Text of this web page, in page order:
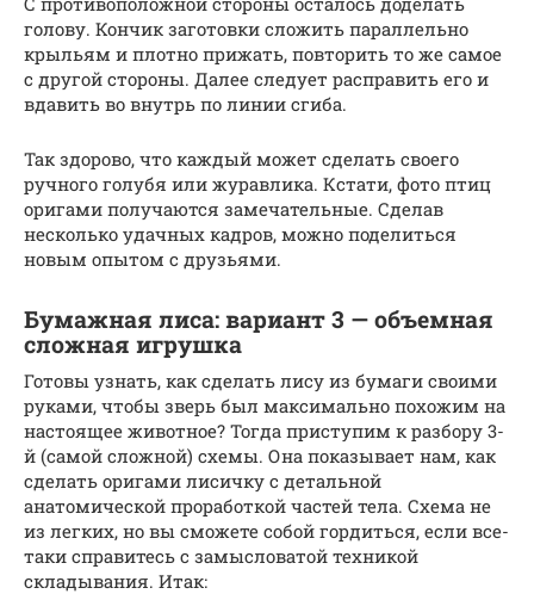
голову. Кончик заготовки сложить параллельно
крыльям и плотно прижать, повторить то же самое
с другой стороны. Далее следует расправить его и
вдавить во внутрь по линии сгиба.
Так здорово, что каждый может сделать своего
ручного голубя или журавлика. Кстати, фото птиц
оригами получаются замечательные. Сделав
несколько удачных кадров, можно поделиться
новым опытом с друзьями.
Бумажная лиса: вариант 3 — объемная
сложная игрушка
Готовы узнать, как сделать лису из бумаги своими
руками, чтобы зверь был максимально похожим на
настоящее животное? Тогда приступим к разбору 3-
й (самой сложной) схемы. Она показывает нам, как
сделать оригами лисичку с детальной
анатомической проработкой частей тела. Схема не
из легких, но вы сможете собой гордиться, если все-
таки справитесь с замысловатой техникой
складывания. Итак: